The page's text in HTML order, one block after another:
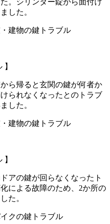
。シリンダー錠から面付け
した。
ら帰ると玄関の鍵が何者か
られなくなったとのトラブ
した。
アの鍵が回らなくなったト
による故障のため、2か所の
た。